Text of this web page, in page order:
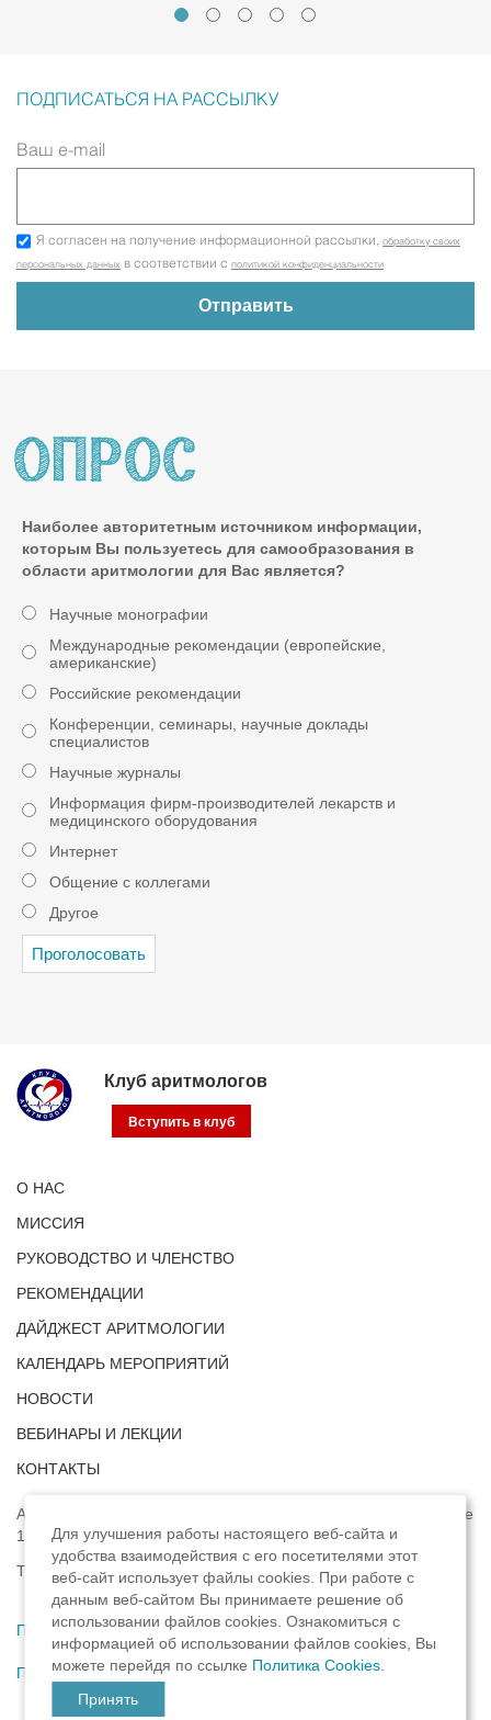
ПОДПИСАТЬСЯ НА РАССЫЛКУ
Ваш e-mail
Я согласен на получение информационной рассылки, обработку своих
персональных данных в соответствии с политикой конфиденциальности
Наиболее авторитетным источником информации,
которым Вы пользуетесь для самообразования в
области аритмологии для Вас является?
Научные монографии
Международные рекомендации (европейские,
американские)
Российские рекомендации
Конференции, семинары, научные доклады
специалистов
Научные журналы
Информация фирм-производителей лекарств и
медицинского оборудования
Интернет
Общение с коллегами
Другое
Клуб аритмологов
Вступить в клуб
О НАС
МИССИЯ
РУКОВОДСТВО И ЧЛЕНСТВО
РЕКОМЕНДАЦИИ
ДАЙДЖЕСТ АРИТМОЛОГИИ
КАЛЕНДАРЬ МЕРОПРИЯТИЙ
НОВОСТИ
ВЕБИНАРЫ И ЛЕКЦИИ
КОНТАКТЫ
Адрес: г. Москва, ул. Профсоюзная, д. 93А, этаж 4, помещение
1, комната 32.
Телефон:
8 (8422) 33-15-88
Политика конфиденциальности,
Пользовательское соглашение
Для улучшения работы настоящего веб-сайта и
удобства взаимодействия с его посетителями этот
веб-сайт использует файлы cookies. При работе с
данным веб-сайтом Вы принимаете решение об
использовании файлов cookies. Ознакомиться с
информацией об использовании файлов cookies, Вы
можете перейдя по ссылке Политика Cookies
Принять